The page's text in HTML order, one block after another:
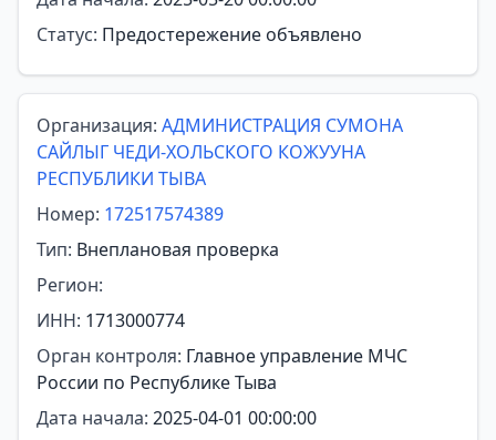
Статус: Предостережение объявлено
Организация: АДМИНИСТРАЦИЯ СУМОНА
САЙЛЫГ ЧЕДИ-ХОЛЬСКОГО КОЖУУНА
РЕСПУБЛИКИ ТЫВА
Номер: 172517574389
Тип: Внеплановая проверка
Регион:
ИНН: 1713000774
Орган контроля: Главное управление МЧС
России по Республике Тыва
Дата начала: 2025-04-01 00:00:00